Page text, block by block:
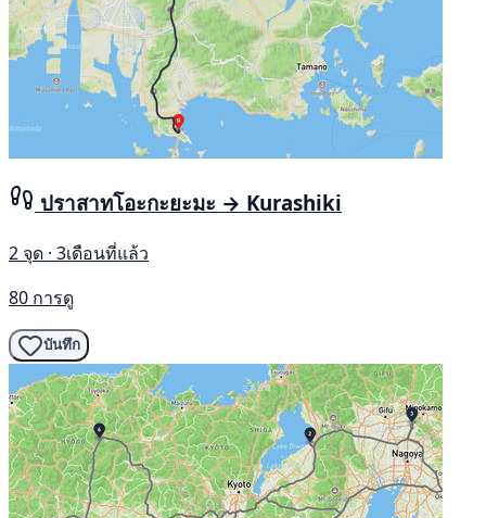
ปราสาทโอะกะยะมะ → Kurashiki
2 จุด · 3เดือนที่แล้ว
80 การดู
บันทึก